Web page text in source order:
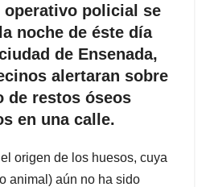
operativo policial se
noche de éste día
de Ensenada,
alertaran sobre
de restos óseos
en una calle.
origen de los huesos, cuya
animal) aún no ha sido